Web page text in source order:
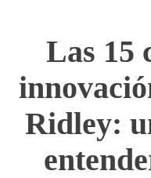
Las 15
Ridley: